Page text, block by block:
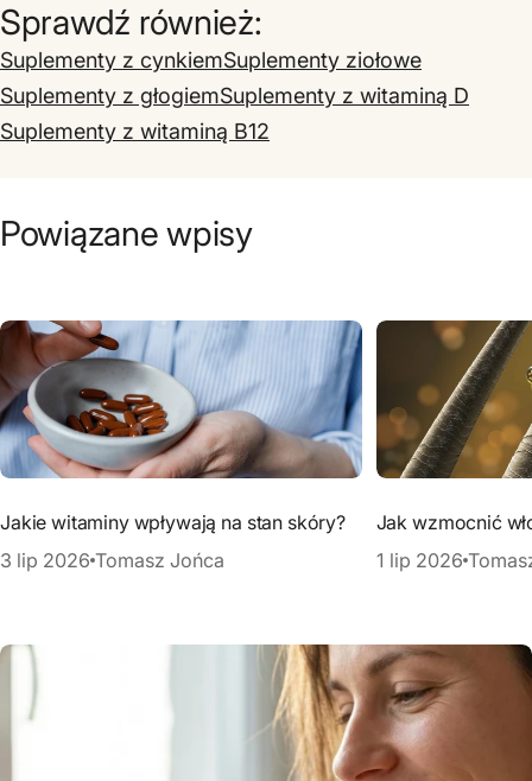
Sprawdź również:
Suplementy z cynkiemSuplementy ziołowe
Suplementy z głogiemSuplementy z witaminą D
Suplementy z witaminą B12
Powiązane wpisy
Jakie witaminy wpływają na stan skóry?
3 lip 2026 Tomasz Jońca
Jak wzmocnić
1 lip 2026